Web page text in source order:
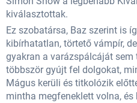
kiválasztottak.
Ez szobatársa, Baz szerint is
kibírhatatlan, törtető vámpír,
gyakran a varázspálcáját sem
többször gyújt fel dolgokat,
Mágus kerüli és titkolózik
mintha megfeneklett volna,